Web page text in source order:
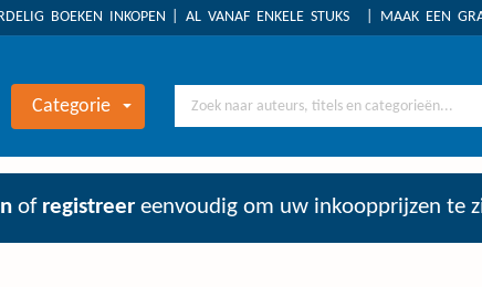
BOEKEN INKOPEN AL VANAF ENKELE STUKS MAAK EEN
Categorie
of registreer eenvoudig om uw inkoopprijzen te